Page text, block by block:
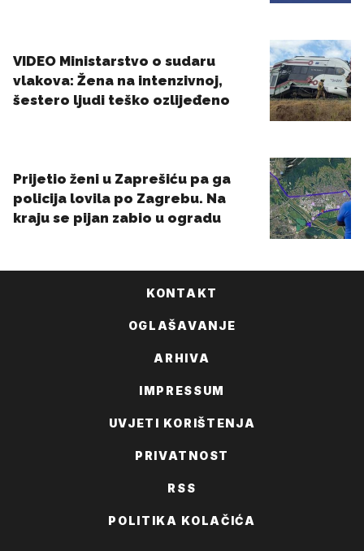
KONTAKT
OGLAŠAVANJE
ARHIVA
IMPRESSUM
UVJETI KORIŠTENJA
PRIVATNOST
RSS
POLITIKA KOLAČIĆA